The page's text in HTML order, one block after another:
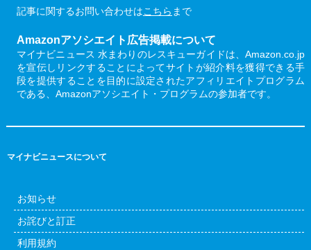
記事に関するお問い合わせはこちら まで
Amazonアソシエイト広告掲載について
マイナビニュース 水まわりのレスキューガイドは、Amazon.co.jp
を宣伝しリンクすることによってサイトが紹介料を獲得できる手
段を提供することを目的に設定されたアフィリエイトプログラム
である、Amazonアソシエイト・プログラムの参加者です。
マイナビニュースについて
お知らせ
お詫びと訂正
利用規約